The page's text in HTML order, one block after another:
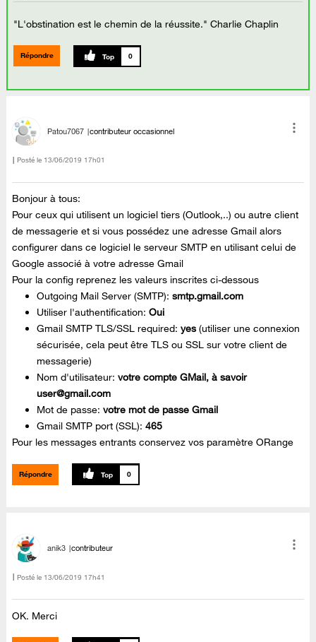
"L'obstination est le chemin de la réussite." Charlie Chaplin
Répondre 0
Patou7067 contributeur occasionnel
Posté le ‎13/06/2019 17h01
Bonjour à tous:
Pour ceux qui utilisent un logiciel tiers (Outlook,..) ou autre client
de messagerie et si vous possédez une adresse Gmail alors
configurer dans ce logiciel le serveur SMTP en utilisant celui de
Google associé à votre adresse Gmail
Pour la config reprenez les valeurs inscrites ci-dessous
Outgoing Mail Server (SMTP):smtp.gmail.com
Utiliser l'authentification:Oui
Gmail SMTP TLS/SSL required:yes (utiliser une connexion
sécurisée, cela peut être TLS ou SSL sur votre client de
messagerie)
Nom d'utilisateur:votre compte GMail, à savoir
user@gmail.com
Mot de passe:votre mot de passe Gmail
Gmail SMTP port (SSL):465
Pour les messages entrants conservez vos paramètre ORange
Répondre 0
anik3 contributeur
Posté le ‎13/06/2019 17h41
OK. Merci